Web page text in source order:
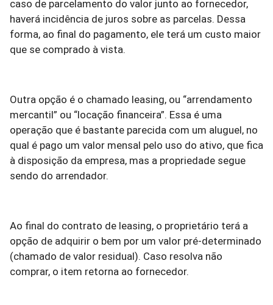
caso de parcelamento do valor junto ao fornecedor,
haverá incidência de juros sobre as parcelas. Dessa
forma, ao final do pagamento, ele terá um custo maior
que se comprado à vista.
Outra opção é o chamado leasing, ou “arrendamento
mercantil” ou “locação financeira”. Essa é uma
operação que é bastante parecida com um aluguel, no
qual é pago um valor mensal pelo uso do ativo, que fica
à disposição da empresa, mas a propriedade segue
sendo do arrendador.
Ao final do contrato de leasing, o proprietário terá a
opção de adquirir o bem por um valor pré-determinado
(chamado de valor residual). Caso resolva não
comprar, o item retorna ao fornecedor.